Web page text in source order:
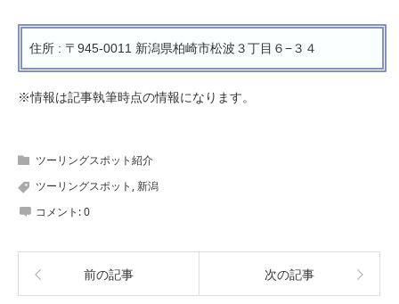
住所 : 〒945-0011 新潟県柏崎市松波３丁目６−３４
※情報は記事執筆時点の情報になります。
ツーリングスポット紹介
ツーリングスポット ,新潟
コメント:0
前の記事 次の記事